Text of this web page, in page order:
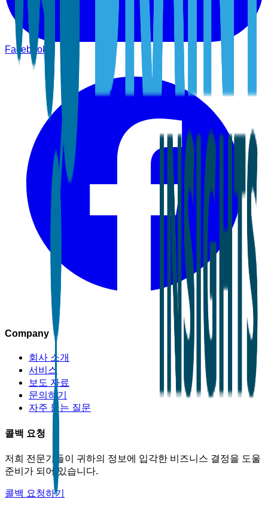
Facebook
Company
회사 소개
서비스
보도 자료
문의하기
자주 묻는 질문
콜백 요청
저희 전문가들이 귀하의 정보에 입각한 비즈니스 결정을 도울
준비가 되어 있습니다.
콜백 요청하기